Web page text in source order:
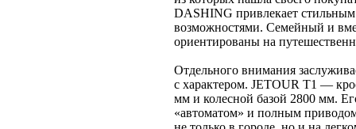
DASHING привлекает
возможностями. Семейный и
ориентированы на
Отдельного внимания
с характером. JETOUR T1 —
мм и колесной базой 2800 мм.
«автоматом» и полным приводом